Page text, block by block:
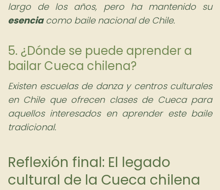
largo de los años, pero ha mantenido su
esenciacomo baile nacional de Chile.
5. ¿Dónde se puede aprender a
bailar Cueca chilena?
Existen escuelas de danza y centros culturales
en Chile que ofrecen clases de Cueca para
aquellos interesados en aprender este baile
tradicional.
Reflexión final: El legado
cultural de la Cueca chilena